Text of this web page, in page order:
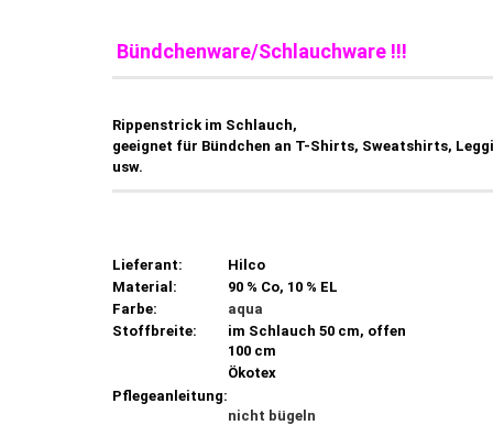
Bündchenware/Schlauchware !!!
Rippenstrick im Schlauch,
geeignet für Bündchen an T-Shirts, Sweatshirts,
usw.
Lieferant:
Hilco
Material:
90 % Co, 10 % EL
Farbe:
aqua
Stoffbreite:
im Schlauch 50 cm, offen
100 cm
Ökotex
Pflegeanleitung:
nicht bügeln